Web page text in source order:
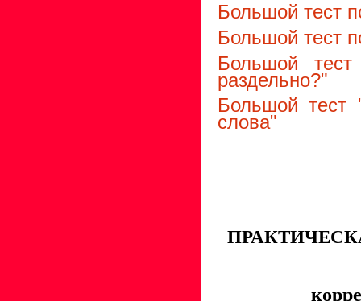
Большой тест
Большой тест
Большой
раздельно?"
Большой
слова"